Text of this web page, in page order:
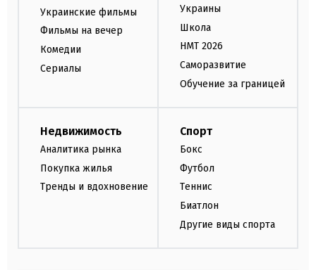
Украинские фильмы
Фильмы на вечер
Комедии
Сериалы
Украины
Школа
НМТ 2026
Саморазвитие
Обучение за границей
Недвижимость
Аналитика рынка
Покупка жилья
Тренды и вдохновение
Спорт
Бокс
Футбол
Теннис
Биатлон
Другие виды спорта